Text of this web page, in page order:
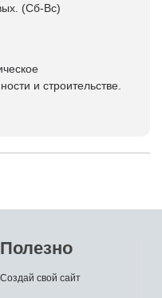
(Сб-Вс)
и строительстве.
Полезно
Создай свой сайт